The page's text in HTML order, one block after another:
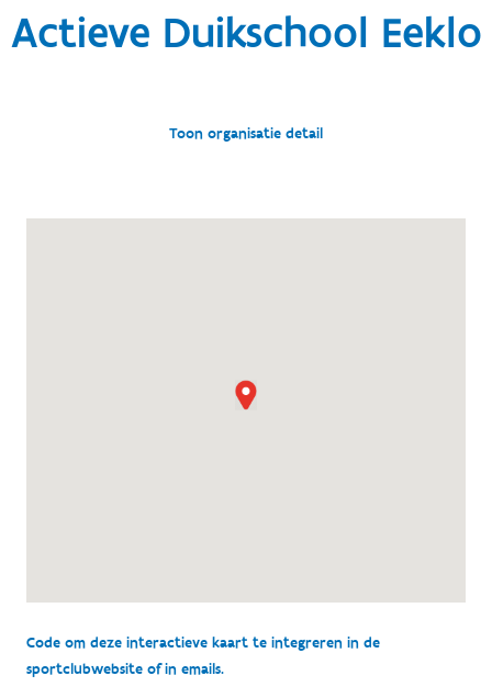
Actieve Duikschool Eeklo
Toon organisatie detail
Code om deze interactieve kaart te integreren in de
sportclubwebsite of in emails.